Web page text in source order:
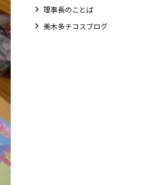
理事長のことば
美木多チコスブログ
教職員募集
未就園児クラス
0歳親子登園［マカロンクラス ]
1歳・2歳親子登園［マリポサクラス ]
2歳児ひとり登園［ゆず組 ]